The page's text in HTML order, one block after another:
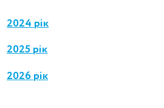
ОСОБИСТИЙ КАБІНЕТ
2024 рік
2025 рік
2026 рік